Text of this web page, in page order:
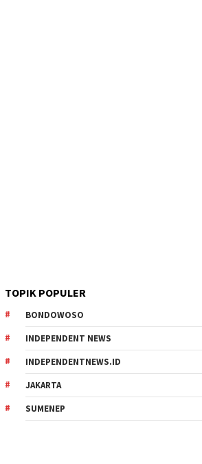
TOPIK POPULER
BONDOWOSO
INDEPENDENT NEWS
INDEPENDENTNEWS.ID
JAKARTA
SUMENEP